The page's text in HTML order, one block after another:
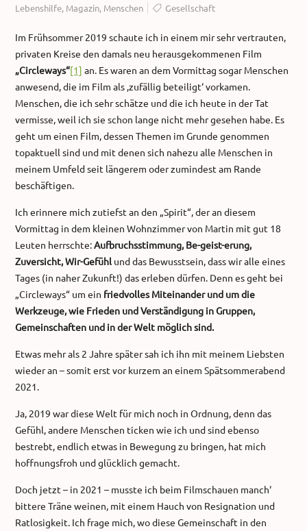
Lebenshilfe, Magazin, Menschen Gesellschaft
Im Frühsommer 2019 schaute ich in einem mir sehr vertrauten,
privaten Kreise den damals neu herausgekommenen Film
„Circleways“[1] an. Es waren an dem Vormittag sogar Menschen
anwesend, die im Film als ‚zufällig beteiligt‘ vorkamen.
Menschen, die ich sehr schätze und die ich heute in der Tat
vermisse, weil ich sie schon lange nicht mehr gesehen habe. Es
geht um einen Film, dessen Themen im Grunde genommen
topaktuell sind und mit denen sich nahezu alle Menschen in
meinem Umfeld seit längerem oder zumindest am Rande
beschäftigen.
Ich erinnere mich zutiefst an den „Spirit“, der an diesem
Vormittag in dem kleinen Wohnzimmer von Martin mit gut 18
Leuten herrschte:Aufbruchsstimmung, Be-geist-erung,
Zuversicht, Wir-Gefühl und das Bewusstsein, dass wir alle eines
Tages (in naher Zukunft!) das erleben dürfen. Denn es geht bei
„Circleways“ um ein friedvolles Miteinander und um die
Werkzeuge, wie Frieden und Verständigung in Gruppen,
Gemeinschaften und in der Welt möglich sind.
Etwas mehr als 2 Jahre später sah ich ihn mit meinem Liebsten
wieder an – somit erst vor kurzem an einem Spätsommerabend
2021.
Ja, 2019 war diese Welt für mich noch in Ordnung, denn das
Gefühl, andere Menschen ticken wie ich und sind ebenso
bestrebt, endlich etwas in Bewegung zu bringen, hat mich
hoffnungsfroh und glücklich gemacht.
Doch jetzt – in 2021 – musste ich beim Filmschauen manch‘
bittere Träne weinen, mit einem Hauch von Resignation und
Ratlosigkeit. Ich frage mich, wo diese Gemeinschaft in den